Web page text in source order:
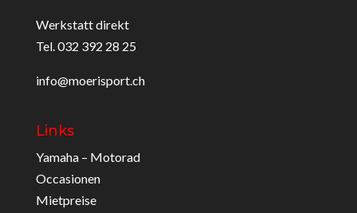
Werkstatt direkt
Tel. 032 392 28 25
info@moerisport.ch
Links
Yamaha – Motorad
Occasionen
Mietpreise